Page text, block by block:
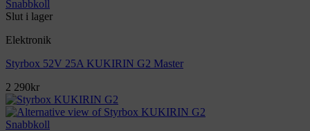
Snabbkoll
Slut i lager
Elektronik
Styrbox 52V 25A KUKIRIN G2 Master
2 290kr
Snabbkoll